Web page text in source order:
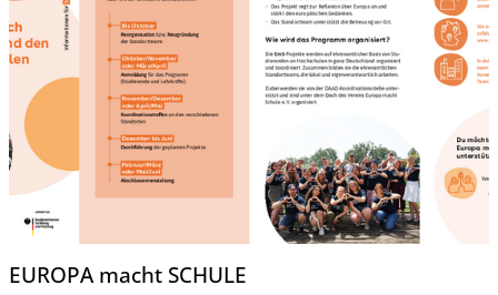
EUROPA macht SCHULE